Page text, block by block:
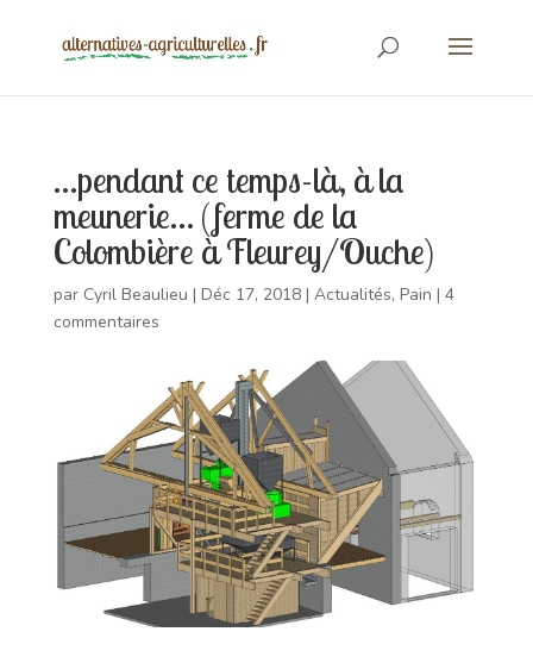
…pendant ce temps-là, à la
meunerie… (ferme de la
Colombière à Fleurey/Ouche)
par Cyril Beaulieu | Déc 17, 2018| Actualités, Pain | 4
commentaires